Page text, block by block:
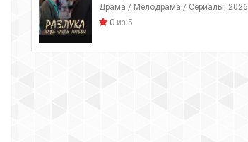
Драма / Мелодрама / Сериалы, 2026
0из 5